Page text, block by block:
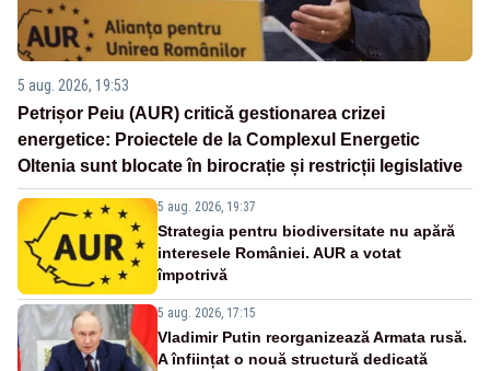
5 aug. 2026, 19:53
Petrișor Peiu (AUR) critică gestionarea crizei
energetice: Proiectele de la Complexul Energetic
Oltenia sunt blocate în birocrație și restricții legislative
5 aug. 2026, 19:37
Strategia pentru biodiversitate nu apără
interesele României. AUR a votat
împotrivă
5 aug. 2026, 17:15
Vladimir Putin reorganizează Armata rusă.
A înființat o nouă structură dedicată